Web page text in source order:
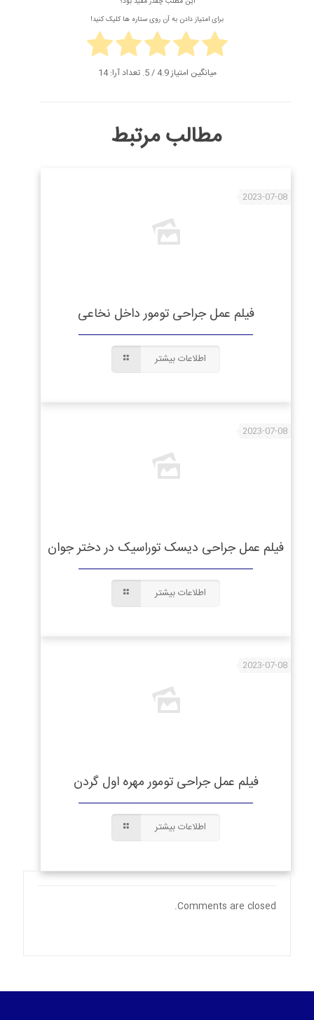
برای امتیاز دادن به آن روی ستاره ها کلیک کنید!
میانگین امتیاز4.9 / 5. تعداد آرا: 14
مطالب مرتبط
2023-07-08
فیلم عمل جراحی تومور داخل نخاعی
اطلاعات بیشتر
2023-07-08
فیلم عمل جراحی دیسک توراسیک در دختر جوان
اطلاعات بیشتر
2023-07-08
فیلم عمل جراحی تومور مهره اول گردن
اطلاعات بیشتر
Comments are closed.